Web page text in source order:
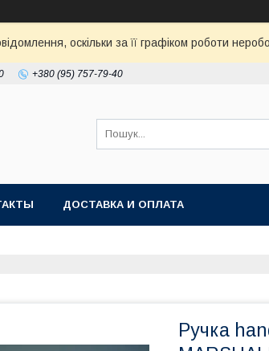
оскільки за її графіком роботи
+380 (95) 757-79-40
ДОСТАВКА И ОПЛАТА
Ручка